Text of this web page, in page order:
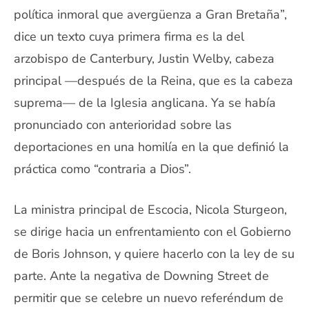
política inmoral que avergüenza a Gran Bretaña”,
dice un texto cuya primera firma es la del
arzobispo de Canterbury, Justin Welby, cabeza
principal —después de la Reina, que es la cabeza
suprema— de la Iglesia anglicana. Ya se había
pronunciado con anterioridad sobre las
deportaciones en una homilía en la que definió la
práctica como “contraria a Dios”.
La ministra principal de Escocia, Nicola Sturgeon,
se dirige hacia un enfrentamiento con el Gobierno
de Boris Johnson, y quiere hacerlo con la ley de su
parte. Ante la negativa de Downing Street de
permitir que se celebre un nuevo referéndum de